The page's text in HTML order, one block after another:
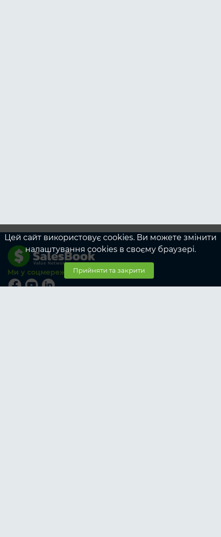
Ми у соцмережах
Цей сайт використовує cookies. Ви можете змінити
налаштування cookies в своєму браузері.
Прийняти та закрити